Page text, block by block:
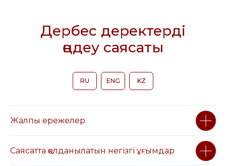
Дербес деректерді
өңдеу саясаты
ENG KZ
RU
Жалпы ережелер
Саясатта қолданылатын негізгі ұғымдар